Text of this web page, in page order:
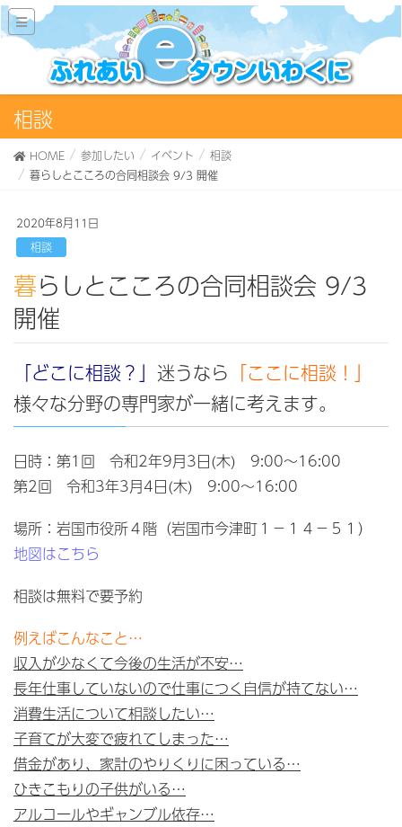
相談
HOME 参加したい イベント
相談
暮らしとこころの合同相談会 9/3 開催
2020年8月11日
相談
暮らしとこころの合同相談会 9/3
開催
「どこに相談？」 迷うなら 「ここに相談！」
様々な分野の専門家が一緒に考えます。
日時：第1回 令和2年9月3日(木) 9:00～16:00
第2回 令和3年3月4日(木) 9:00～16:00
場所：岩国市役所４階（岩国市今津町１－１４－５１）
地図はこちら
相談は無料で要予約
例えばこんなこと…
収入が少なくて今後の生活が不安…
長年仕事していないので仕事につく自信が持てない…
消費生活について相談したい…
子育てが大変で疲れてしまった…
借金があり、家計のやりくりに困っている…
ひきこもりの子供がいる…
アルコールやギャンブル依存…